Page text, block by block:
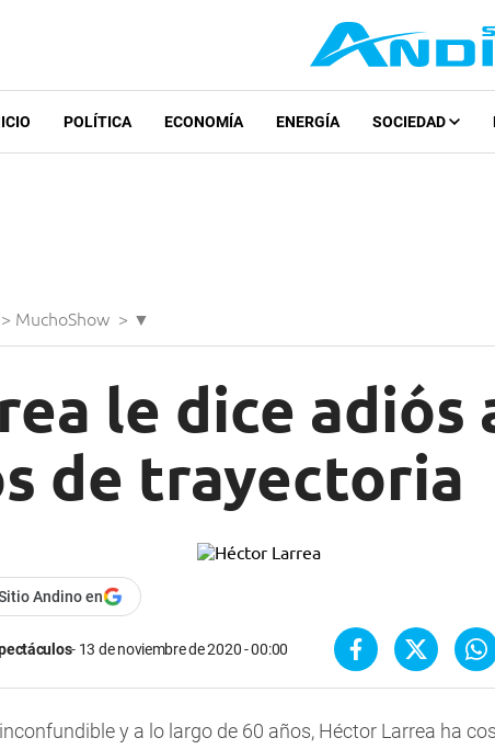
POLÍTICA ECONOMÍA ENERGÍA SOCIEDAD
> MuchoShow > ▼
le dice adiós
de trayectoria
Andino en
13 de noviembre de 2020 - 00:00
y a lo largo de 60 años, Héctor Larrea ha